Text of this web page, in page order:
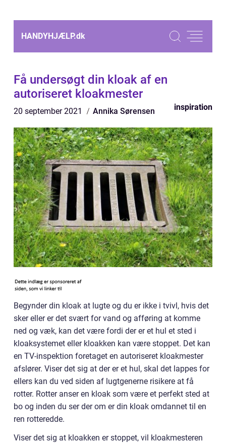
HANDYHJÆLP.dk
Få undersøgt din kloak af en
autoriseret kloakmester
20 september 2021 Annika Sørensen inspiration
Begynder din kloak at lugte og du er ikke i tvivl, hvis det
sker eller er det svært for vand og afføring at komme
ned og væk, kan det være fordi der er et hul et sted i
kloaksystemet eller kloakken kan være stoppet. Det kan
en TV-inspektion foretaget en autoriseret kloakmester
afslører. Viser det sig at der er et hul, skal det lappes for
ellers kan du ved siden af lugtgenerne risikere at få
rotter. Rotter anser en kloak som være et perfekt sted at
bo og inden du ser der om er din kloak omdannet til en
ren rotteredde.
Viser det sig at kloakken er stoppet, vil kloakmesteren